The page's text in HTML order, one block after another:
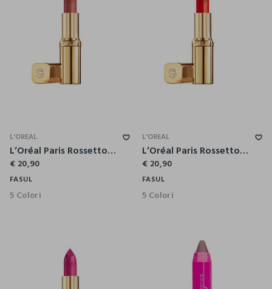
L'OREAL
L’Oréal Paris Rossetto Color Riche Satin, Lunga tenuta, Finish satinato, 107 Seine Sunset.
€ 20,90
FASUL
5 Colori
L'OREAL
L’Oréal Paris Rossetto Color Riche Satin, Lunga tenuta, Finish satinato, 125 Maison Marai.
€ 20,90
FASUL
5 Colori